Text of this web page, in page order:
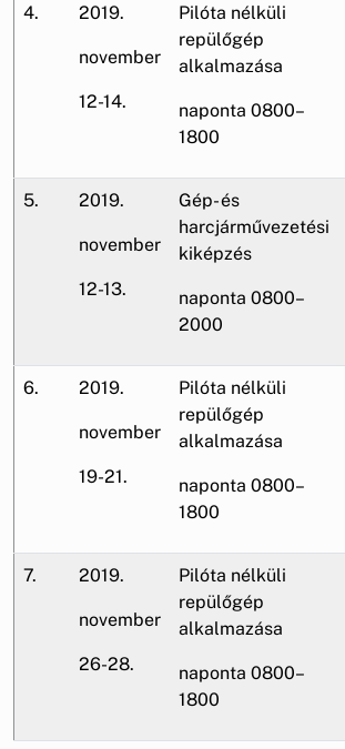
4. 2019.
november
12-14.
Pilóta nélküli
repülőgép
alkalmazása
naponta 0800–
1800
5. 2019.
november
12-13.
Gép- és
harcjárművezetési
kiképzés
naponta 0800–
2000
6. 2019.
november
19-21.
Pilóta nélküli
repülőgép
alkalmazása
naponta 0800–
1800
7. 2019.
november
26-28.
Pilóta nélküli
repülőgép
alkalmazása
naponta 0800–
1800